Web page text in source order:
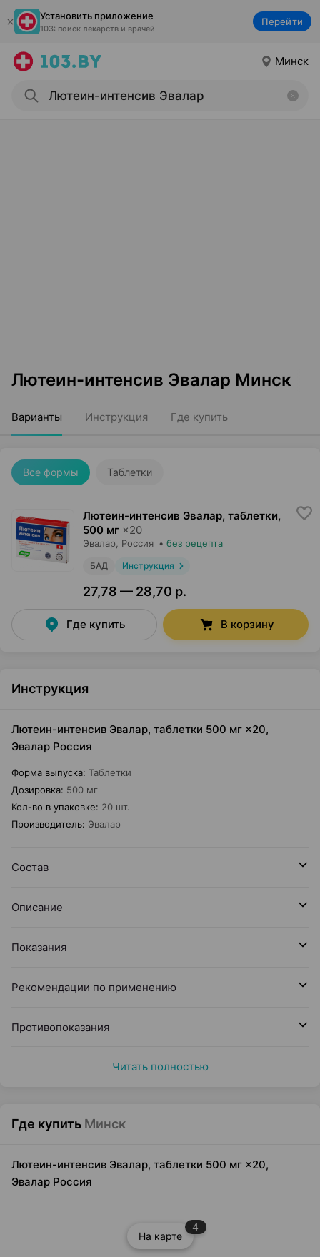
Установить приложение
103: поиск лекарств и врачей
Перейти
Минск
Лютеин-интенсив Эвалар Минск
Варианты Инструкция Где купить
Все формы Таблетки
Лютеин-интенсив Эвалар, таблетки,
500 мг ×20
Эвалар , Россия • без рецепта
БАД Инструкция
27,78 — 28,70 р.
Где купить В корзину
Инструкция
Лютеин-интенсив Эвалар, таблетки 500 мг ×20,
Эвалар Россия
Форма выпуска: Таблетки
Дозировка: 500 мг
Кол-во в упаковке: 20 шт.
Производитель: Эвалар
Состав
Описание
Показания
Рекомендации по применению
Противопоказания
Читать полностью
Где купить Минск
Лютеин-интенсив Эвалар, таблетки 500 мг ×20,
Эвалар Россия
На карте
4